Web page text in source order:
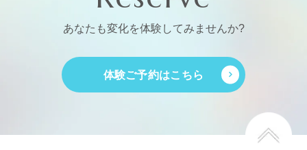
あなたも変化を体験してみませんか?
体験ご予約はこちら